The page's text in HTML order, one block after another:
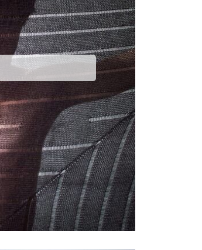
un dédale de mailles. Xavier Brisoux réinvente la